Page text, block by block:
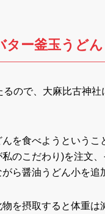
ター釜玉うど
ので、大麻比古神
を食べようという
のこだわり)を注文
ら醤油うどん小を追
を摂取すると体重は